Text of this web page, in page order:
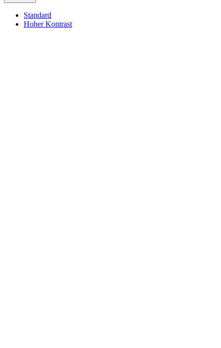
Standard
Hoher Kontrast